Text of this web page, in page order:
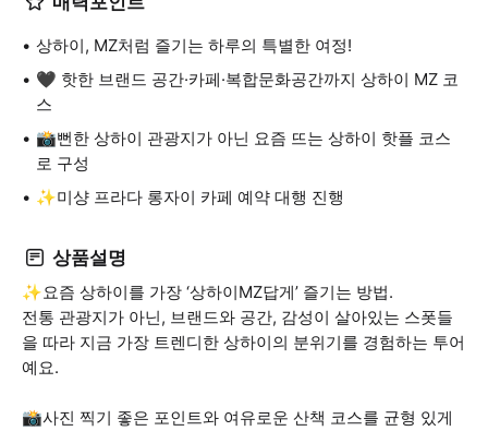
상하이, MZ처럼 즐기는 하루의 특별한 여정!
🖤 핫한 브랜드 공간·카페·복합문화공간까지 상하이 MZ 코
스
📸뻔한 상하이 관광지가 아닌 요즘 뜨는 상하이 핫플 코스
로 구성
✨미샹 프라다 롱자이 카페 예약 대행 진행
상품설명
✨요즘 상하이를 가장 ‘상하이MZ답게’ 즐기는 방법.
전통 관광지가 아닌, 브랜드와 공간, 감성이 살아있는 스폿들
을 따라 지금 가장 트렌디한 상하이의 분위기를 경험하는 투어
예요.
📸사진 찍기 좋은 포인트와 여유로운 산책 코스를 균형 있게